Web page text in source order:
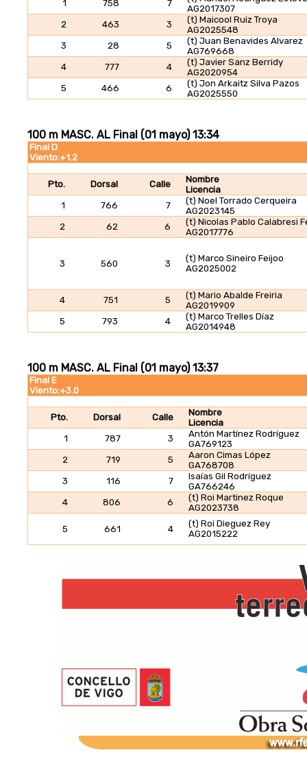
1
758 7
AG2017307
2
463 3
(t) Maicool Ruiz Troya
AG2025548
3
28 5
(t) Juan Benavides Alvarez
AG769668
4
777 4
(t) Javier Sanz Berridy
AG2020954
5
466 6
(t) Jon Arkaitz Silva Pazos
AG2025550
Final D
Viento:+1.2
Pto. Dorsal Calle
Nombre
Licencia
1
766 7
(t) Noel Torrado Cerqueira
AG2023145
2
62 6
(t) Nicolas Pablo Calabresi
AG2017776
3 560 3
(t) Marco Sineiro Feijoo
AG2025002
4 751 5
(t) Mario Abalde Freiria
AG2019909
5
793 4
(t) Marco Trelles Díaz
AG2014948
100 m MASC. AL Final (01 mayo) 13:34
Final E
Viento:+3.0
Pto. Dorsal Calle
Nombre
Licencia
1
787 3
Antón Martínez Rodríguez
GA769123
2
719 5
Aaron Cimas López
GA768708
3
116 7
Isaías Gil Rodríguez
GA766246
4
806 6
(t) Roi Martinez Roque
AG2023738
5 661 4
(t) Roi Dieguez Rey
AG2015222
100 m MASC. AL Final (01 mayo) 13:37